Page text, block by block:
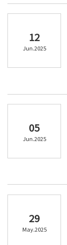
12
Jun.2025
05
Jun.2025
29
May.2025